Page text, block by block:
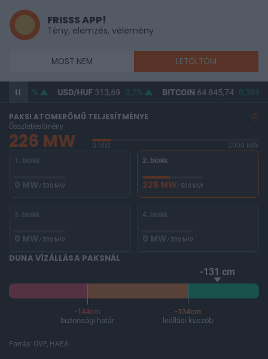
FRISSS APP!
Tény, elemzés, vélemény
MOST NEM LETÖLTÖM
USD/HUF313,69 0,2% BITCOIN64 845,74 0,38% BUX
PAKSI ATOMERŐMŰ TELJESÍTMÉNYE
Összteljesítmény
226 MW 0 MW
2000 MW
1. blokk
0 MW/ 500 MW
2. blokk
226 MW/ 500 MW
3. blokk
0 MW/ 500 MW
4. blokk
0 MW/ 500 MW
DUNA VÍZÁLLÁSA PAKSNÁL
-131 cm
-144cm
biztonsági határ
-134cm
leállási küszöb
Forrás: OVF, HAEA